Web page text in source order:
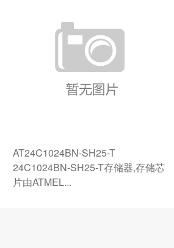
AT24C1024BN-SH25-T
24C1024BN-SH25-T存储器,存储芯
片由ATMEL...